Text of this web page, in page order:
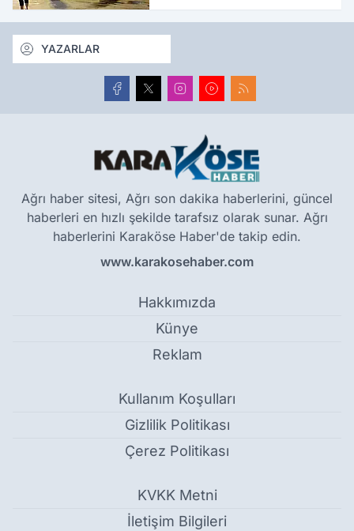
YAZARLAR
Ağrı haber sitesi, Ağrı son dakika haberlerini, güncel
haberleri en hızlı şekilde tarafsız olarak sunar. Ağrı
haberlerini Karaköse Haber'de takip edin.
www.karakosehaber.com
Hakkımızda
Künye
Reklam
Kullanım Koşulları
Gizlilik Politikası
Çerez Politikası
KVKK Metni
İletişim Bilgileri